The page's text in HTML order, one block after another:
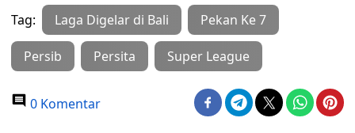
Tag: Laga Digelar di Bali Pekan Ke 7
Persib Persita Super League
0 Komentar